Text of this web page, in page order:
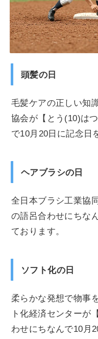
頭髪の日
毛髪ケアの正しい知
協会が【とう(10)は
で10月20日に記念日
ヘアブラシの日
全日本ブラシ工業協
の語呂合わせにちな
ております。
ソフト化の日
柔らかな発想で物事
ト化経済センターが
わせにちなんで10月